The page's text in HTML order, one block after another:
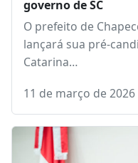
governo de SC
O prefeito de
lançará sua pré-
Catarina…
11 de março de 2026